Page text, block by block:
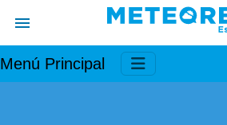
Menú Principal